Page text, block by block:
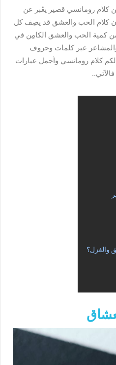
كلام رومانسي قصير يعّبر عن
كلام الحب والعشق قد يصِف كل
كمية الحب والعشق الكامِن في
عبر كلمات وحروف
كلام رومانسي وأجمل عبارات
فالآتي..
والغزل؟